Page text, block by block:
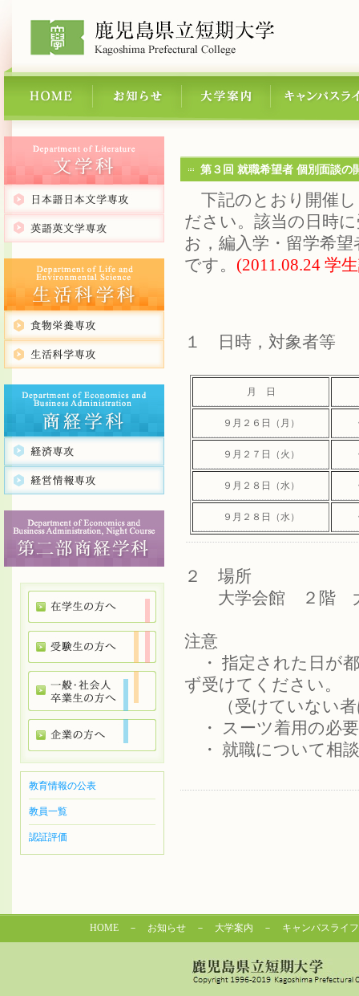
教育情報の公表
教員一覧
認証評価
第３回 就職希望者 個別面談の
下記のとおり開催し
ださい。該当の日時
お，編入学・留学希
です。 (2011.08.24 学
１ 日時，対象者等
月 日
９月２６日（月）
９月２７日（火）
９月２８日（水）
９月２８日（水）
２ 場所
大学会館 ２階
注意
・ 指定された日が
ず受けてください。
（受けていない者
・ スーツ着用の必
・ 就職について相
HOME － お知らせ － 大学案内 － キャンパスライフ